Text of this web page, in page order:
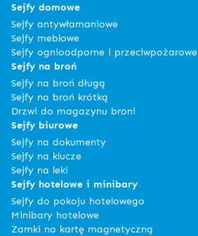
Sejfy domowe
Sejfy antywłamaniowe
Sejfy meblowe
Sejfy ognioodporne i przeciwpożarowe
Sejfy na broń
Sejfy na broń długą
Sejfy na broń krótką
Drzwi do magazynu broni
Sejfy biurowe
Sejfy na dokumenty
Sejfy na klucze
Sejfy na leki
Sejfy hotelowe i minibary
Sejfy do pokoju hotelowego
Minibary hotelowe
Zamki na kartę magnetyczną